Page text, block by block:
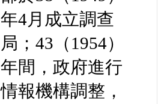
年4月成立調查
局；43（1954）
年間，政府進行
情報機構調整，